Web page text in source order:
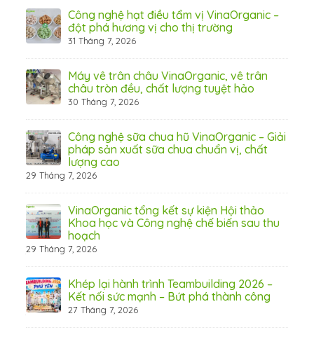
Công nghệ hạt điều tẩm vị VinaOrganic –
đột phá hương vị cho thị trường
31 Tháng 7, 2026
Máy vê trân châu VinaOrganic, vê trân
châu tròn đều, chất lượng tuyệt hảo
30 Tháng 7, 2026
Công nghệ sữa chua hũ VinaOrganic – Giải
pháp sản xuất sữa chua chuẩn vị, chất
lượng cao
29 Tháng 7, 2026
VinaOrganic tổng kết sự kiện Hội thảo
Khoa học và Công nghệ chế biến sau thu
hoạch
29 Tháng 7, 2026
Khép lại hành trình Teambuilding 2026 –
Kết nối sức mạnh – Bứt phá thành công
27 Tháng 7, 2026